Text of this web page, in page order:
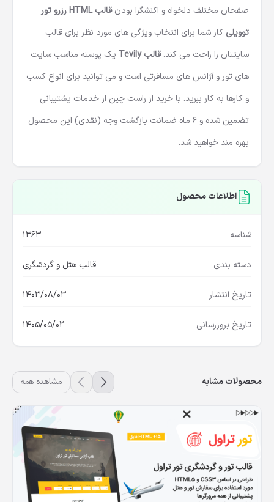
صفحان مختلف دلخواه و اکنشگرا بودن
قالب HTML رزرو تور
توویلی کار شما برای انتخاب ویژگی های مورد نظر برای قالب
سایتتان را راحت می کند.قالب Tevily
یک پوسته مناسب سایت
های تور و آژانس های مسافرتی است و می توانید برای انواع کسب
و کارها به کار ببرید. با خرید از راست چین از خدمات پشتیبانی
تضمین شده و 6 ماه ضمانت بازگشت وجه (نقدی) این محصول
بهره مند خواهید شد.
اطلاعات محصول
شناسه 1363
دسته بندی قالب هتل و گردشگری
تاریخ انتشار 1403/08/03
تاریخ بروزرسانی 1405/05/02
محصولات مشابه مشاهده همه